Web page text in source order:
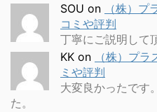
SOU on
（株）
コミや評判
丁寧にご説明して
KK on
（株）プ
ミや評判
大変良かったです
た。